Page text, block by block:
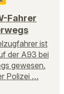
Fahrer
ist
der A93 bei
gewesen.
Polizei …